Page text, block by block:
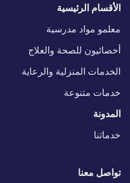
الأقسام الرئيسية
معلمو مواد مدرسية
أخصائيون للصحة والعلاج
الخدمات المنزلية والرعاية
خدمات متنوعة
المدونة
خدماتنا
تواصل معنا